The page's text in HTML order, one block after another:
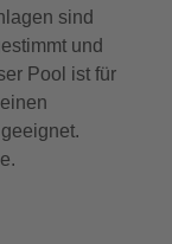
sind
und
Pool ist für